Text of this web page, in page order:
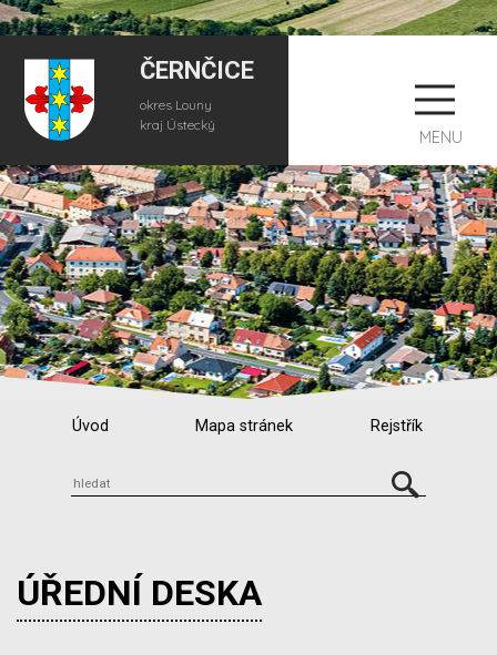
ČERNČICE
okres Louny
kraj Ústecký
MENU
Úvod Mapa stránek Rejstřík
ÚŘEDNÍ DESKA